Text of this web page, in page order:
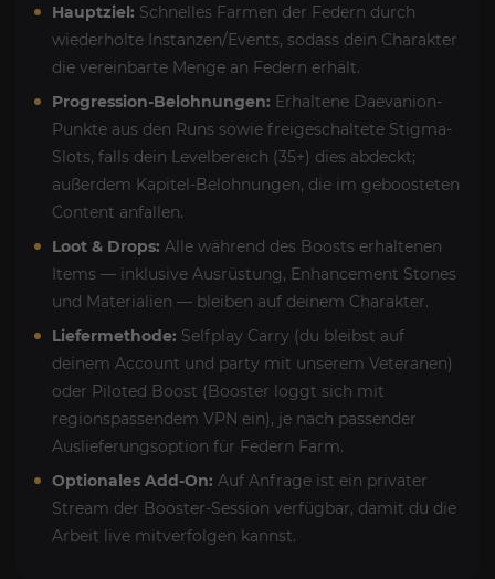
Hauptziel: Schnelles Farmen der Federn durch
wiederholte Instanzen/Events, sodass dein Charakter
die vereinbarte Menge an Federn erhält.
Progression-Belohnungen: Erhaltene Daevanion-
Punkte aus den Runs sowie freigeschaltete Stigma-
Slots, falls dein Levelbereich (35+) dies abdeckt;
außerdem Kapitel-Belohnungen, die im geboosteten
Content anfallen.
Loot & Drops: Alle während des Boosts erhaltenen
Items — inklusive Ausrüstung, Enhancement Stones
und Materialien — bleiben auf deinem Charakter.
Liefermethode: Selfplay Carry (du bleibst auf
deinem Account und party mit unserem Veteranen)
oder Piloted Boost (Booster loggt sich mit
regionspassendem VPN ein), je nach passender
Auslieferungsoption für Federn Farm.
Optionales Add-On: Auf Anfrage ist ein privater
Stream der Booster-Session verfügbar, damit du die
Arbeit live mitverfolgen kannst.